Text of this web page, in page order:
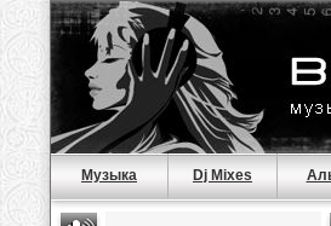
Музыка Dj Mixes